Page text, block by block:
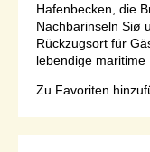
Hafenbecken, die
Nachbarinseln Siø
Rückzugsort für
lebendige maritime
Zu Favoriten